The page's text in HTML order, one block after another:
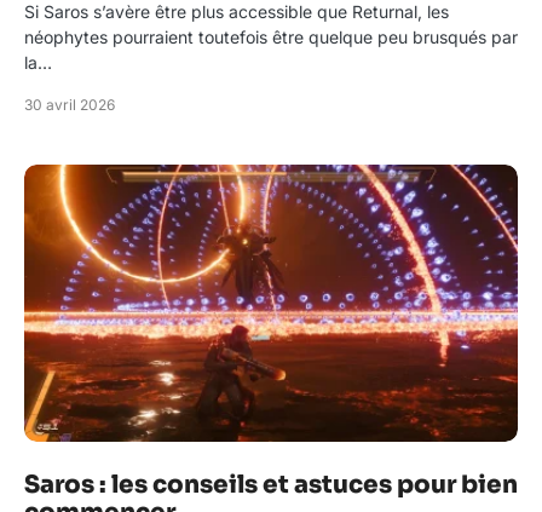
Si Saros s’avère être plus accessible que Returnal, les
néophytes pourraient toutefois être quelque peu brusqués par
la…
30 avril 2026
Saros : les conseils et astuces pour bien